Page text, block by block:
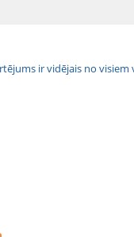
ir vidējais no